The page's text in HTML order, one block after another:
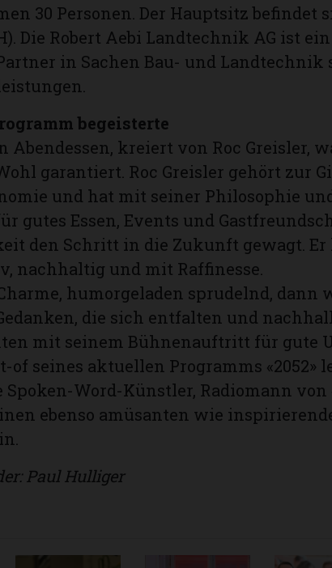
30 Personen. Der Hauptsitz befindet
Die Robert Aebi Landtechnik AG ist ein
in Sachen Bau- und Landtechnik
begeisterte
Abendessen, kreiert von Roc Greisler,
garantiert. Roc Greisler gehört zur
und hat mit seiner Philosophie
gutes Essen, Events und
den Schritt in die Zukunft gewagt. Er
nachhaltig und mit Raffinesse.
humorgeladen sprudelnd, dann
die sich entfalten und
mit seinem Bühnenauftritt für gute
of seines aktuellen Programms «2052»
Word-Künstler, Radiomann von
ebenso amüsanten wie
Paul Hulliger